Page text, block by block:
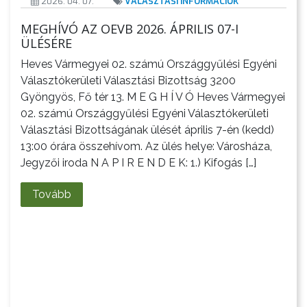
VÁROSHÁZA
MEGHÍVÓ AZ OEVB 2026. ÁPRILIS 07-I
ÜLÉSÉRE
Heves Vármegyei 02. számú Országgyűlési Egyéni
Választókerületi Választási Bizottság 3200
Gyöngyös, Fő tér 13. M E G H Í V Ó Heves Vármegyei
02. számú Országgyűlési Egyéni Választókerületi
Választási Bizottságának ülését április 7-én (kedd)
13:00 órára összehívom. Az ülés helye: Városháza,
Jegyzői iroda N A P I R E N D E K: 1.) Kifogás […]
Tovább